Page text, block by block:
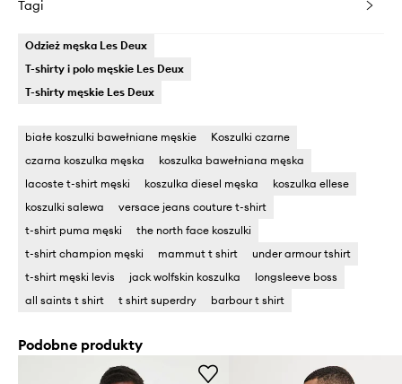
Tagi
Odzież męska Les Deux
T-shirty i polo męskie Les Deux
T-shirty męskie Les Deux
białe koszulki bawełniane męskie
Koszulki czarne
czarna koszulka męska
koszulka bawełniana męska
lacoste t-shirt męski
koszulka diesel męska
koszulka ellese
koszulki salewa
versace jeans couture t-shirt
t-shirt puma męski
the north face koszulki
t-shirt champion męski
mammut t shirt
under armour tshirt
t-shirt męski levis
jack wolfskin koszulka
longsleeve boss
all saints t shirt
t shirt superdry barbour t shirt
Podobne produkty